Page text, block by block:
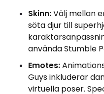
Skinn:Välj mellan
söta djur till
använda Stumble
Emotes:
Guys inkluderar
virtuella poser.